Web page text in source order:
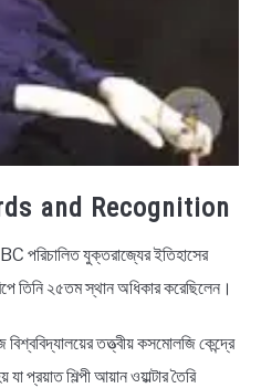
and Recognition
পরিচালিত যুক্তরাজ্যের ইতিহাসের
তিনি ২৫তম স্থান অধিকার করেছিলেন।
তত্ত্বীয় কসমোলজি কেন্দ্রে
প্রয়াত শিল্পী আয়ান ওয়াল্টার তৈরি